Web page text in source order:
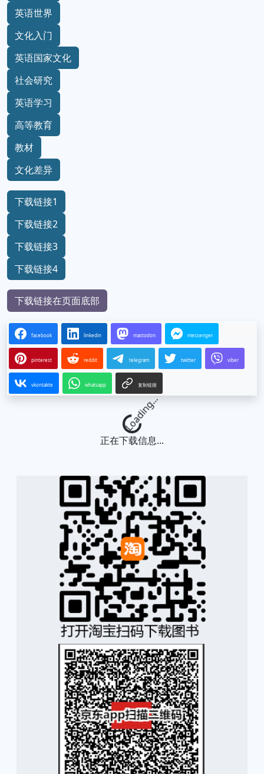
英语世界
文化入门
英语国家文化
社会研究
英语学习
高等教育
教材
文化差异
下载链接1
下载链接2
下载链接3
下载链接4
下载链接在页面底部
facebook linkedin mastodon messenger
pinterest reddit telegram twitter viber
vkontakte whatsapp 复制链接
Loading...
正在下载信息...